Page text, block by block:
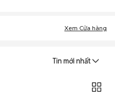
Xem Cửa hàng
Tin mới nhất